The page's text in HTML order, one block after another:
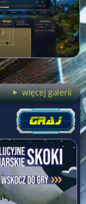
więcej galerii